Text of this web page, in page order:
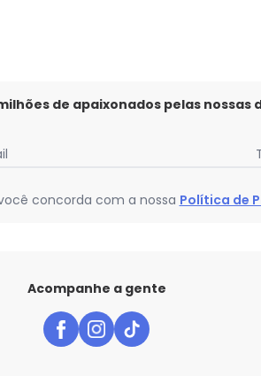
de apaixonados pelas nossas
concorda com a nossa Política de
Acompanhe a gente